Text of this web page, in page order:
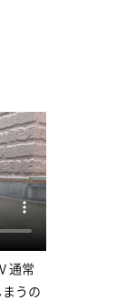
通常
うの